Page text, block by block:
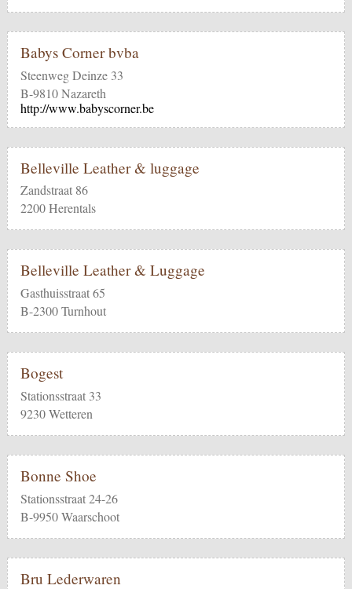
Babys Corner bvba
Steenweg Deinze 33
B-9810 Nazareth
http://www.babyscorner.be
Belleville Leather & luggage
Zandstraat 86
2200 Herentals
Belleville Leather & Luggage
Gasthuisstraat 65
B-2300 Turnhout
Bogest
Stationsstraat 33
9230 Wetteren
Bonne Shoe
Stationsstraat 24-26
B-9950 Waarschoot
Bru Lederwaren